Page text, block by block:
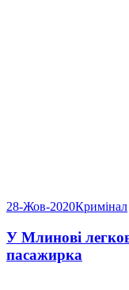
28-Жов-2020Кримінал
У Млинові
пасажирка